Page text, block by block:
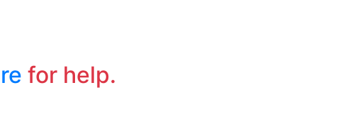
for help.